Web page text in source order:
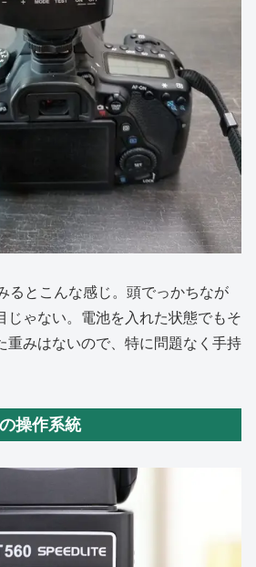
るとこんな感じ。頭でっかちなが
じゃない。電池を入れた状態でもそ
重みはないので、特に問題なく手持
操作系統